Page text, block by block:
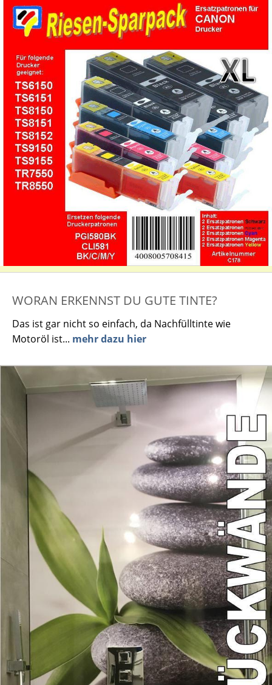
WORAN ERKENNST DU GUTE TINTE?
Das ist gar nicht so einfach, da Nachfülltinte wie
Motoröl ist... mehr dazu hier